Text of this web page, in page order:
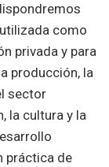
como
privada y para
producción, la
sector
la cultura y la
práctica de